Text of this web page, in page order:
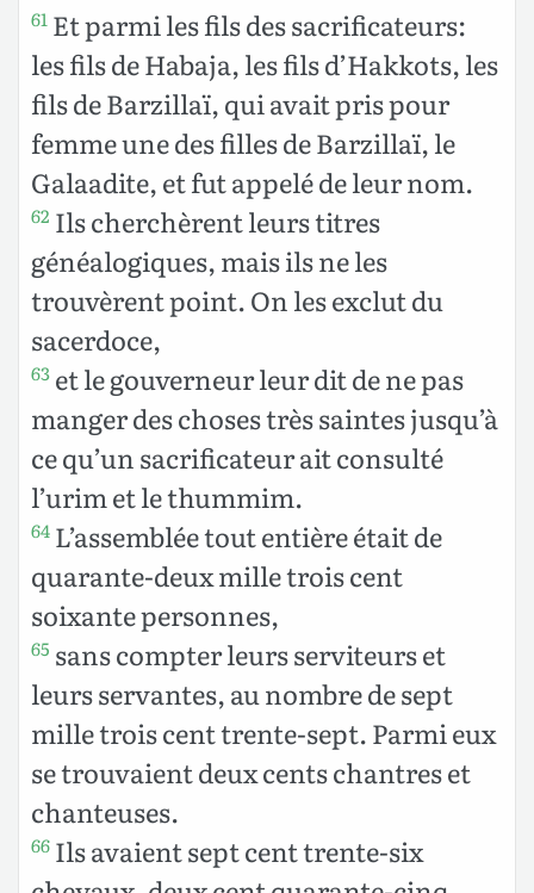
61 Et parmi les fils des sacrificateurs:
les fils de Habaja, les fils d’Hakkots, les
fils de Barzillaï, qui avait pris pour
femme une des filles de Barzillaï, le
Galaadite, et fut appelé de leur nom.
62 Ils cherchèrent leurs titres
généalogiques, mais ils ne les
trouvèrent point. On les exclut du
sacerdoce,
63 et le gouverneur leur dit de ne pas
manger des choses très saintes jusqu’à
ce qu’un sacrificateur ait consulté
l’urim et le thummim.
64 L’assemblée tout entière était de
quarante-deux mille trois cent
soixante personnes,
65 sans compter leurs serviteurs et
leurs servantes, au nombre de sept
mille trois cent trente-sept. Parmi eux
se trouvaient deux cents chantres et
chanteuses.
66 Ils avaient sept cent trente-six